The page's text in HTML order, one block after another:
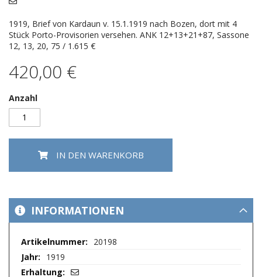
1919, Brief von Kardaun v. 15.1.1919 nach Bozen, dort mit 4
Stück Porto-Provisorien versehen. ANK 12+13+21+87, Sassone
12, 13, 20, 75 / 1.615 €
420,00 €
Anzahl
IN DEN WARENKORB
INFORMATIONEN
Mehr
20198
1919